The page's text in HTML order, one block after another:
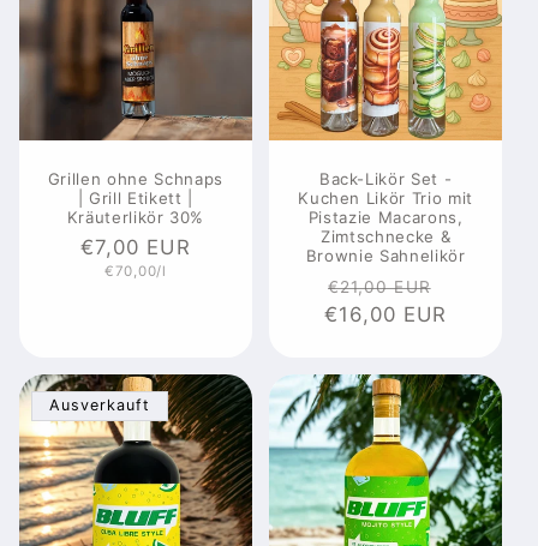
Grillen ohne Schnaps
| Grill Etikett |
Kräuterlikör 30%
Normaler
Preis
€7,00 EUR
Grundpreis
€70,00/l
Back-Likör Set -
Kuchen Likör Trio mit
Pistazie Macarons,
Zimtschnecke &
Brownie Sahnelikör
Normaler
Preis
€21,00 EUR
€16,00 EUR
Ausverkauft